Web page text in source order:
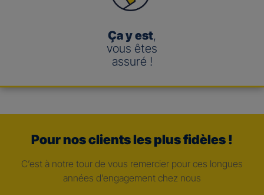
Ça y est,
vous êtes
assuré !
Pour nos clients les plus fidèles !
C’est à notre tour de vous remercier pour ces longues
années d’engagement chez nous